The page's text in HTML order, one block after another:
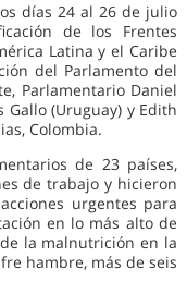
días 24 al 26 de julio
de los Frentes
Latina y el Caribe
del Parlamento del
Parlamentario Daniel
(Uruguay) y Edith
Colombia.
de 23 países,
de trabajo y hicieron
urgentes para
en lo más alto de
la malnutrición en la
hambre, más de seis